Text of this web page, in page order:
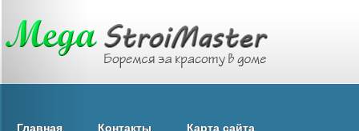
Главная Контакты Карта сайта